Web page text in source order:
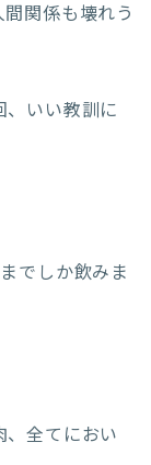
関係も壊れう
いい教訓に
でしか飲みま
全てにおい